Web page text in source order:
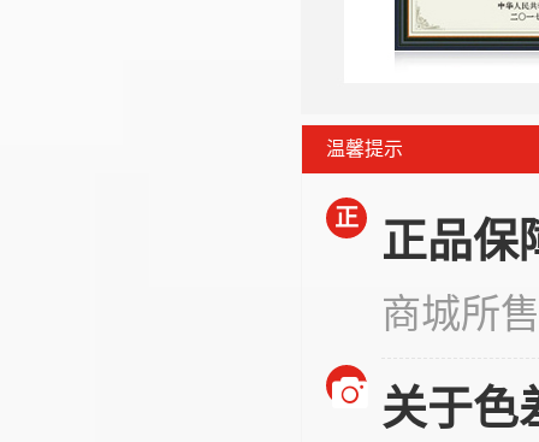
温馨提示
正 正品保
商城所
关于色